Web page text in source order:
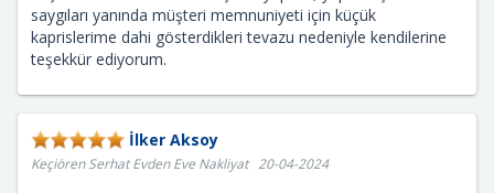
saygıları yanında müşteri memnuniyeti için küçük
kaprislerime dahi gösterdikleri tevazu nedeniyle kendilerine
teşekkür ediyorum.
İlker Aksoy
Keçiören Serhat Evden Eve Nakliyat 20-04-2024